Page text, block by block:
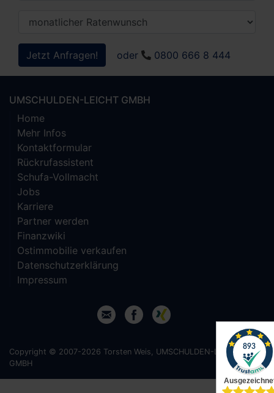
Jetzt Anfragen! oder 0800 666 8 444
UMSCHULDEN-LEICHT GMBH
Home
Mehr Infos
Kontaktformular
Rückrufassistent
Schufa-Vollmacht
Jobs
Karriere
Partner werden
Finanzwiki
Ostimmobilie verkaufen
Datenschutzerklärung
Impressum
Copyright © 2007-2026 Torsten Weis, UMSCHULDEN-LEICHT
GMBH